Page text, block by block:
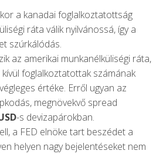
a kanadai foglalkoztatottság
ráta válik nyilvánossá, így a
szúrkálódás.
az amerikai munkanélküliségi ráta,
foglalkoztatottak számának
értéke. Erről ugyan az
megnövekvő spread
-s devizapárokban.
a FED elnöke tart beszédet a
helyen nagy bejelentéseket nem